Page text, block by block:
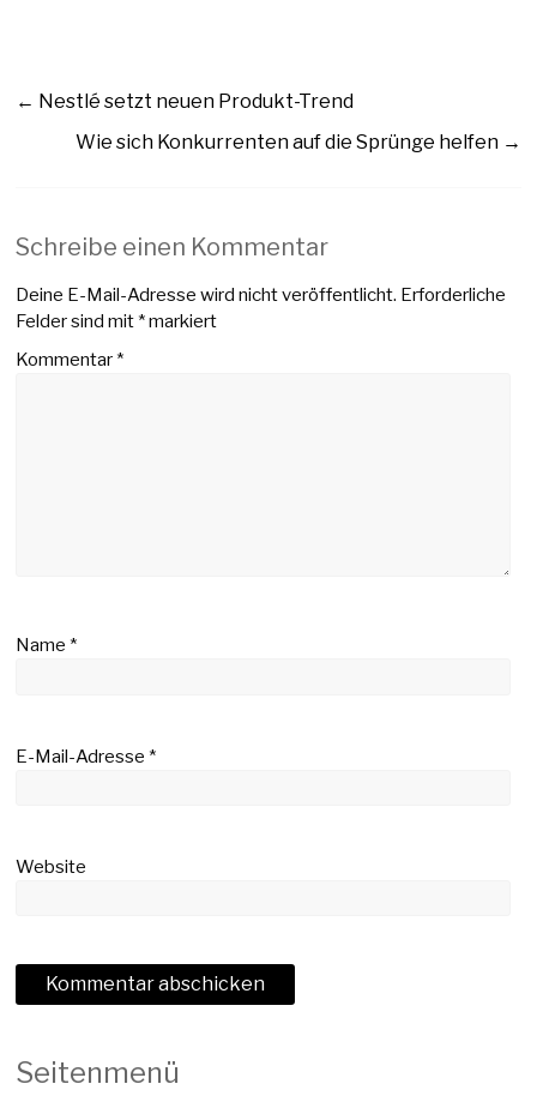
← Nestlé setzt neuen Produkt-Trend
Wie sich Konkurrenten auf die Sprünge helfen →
Schreibe einen Kommentar
Deine E-Mail-Adresse wird nicht veröffentlicht. Erforderliche
Felder sind mit*markiert
Kommentar*
Name*
E-Mail-Adresse*
Website
Seitenmenü